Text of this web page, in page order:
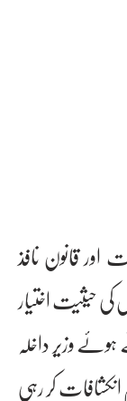
قانون نافذ
حیثیت اختیار
وزیر داخلہ
کر رہی